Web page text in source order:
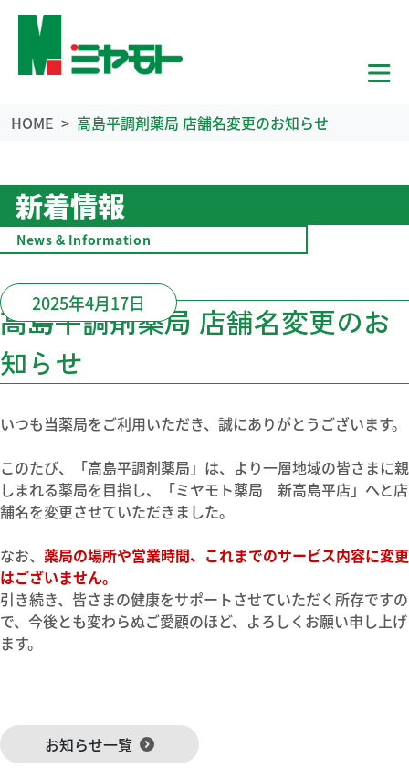
HOME 高島平調剤薬局 店舗名変更のお知らせ
新着情報
News & Information
高島平調剤薬局 店舗名変更のお
知らせ
2025年4月17日
いつも当薬局をご利用いただき、誠にありがとうございます。
このたび、「高島平調剤薬局」は、より一層地域の皆さまに親
しまれる薬局を目指し、「ミヤモト薬局 新高島平店」へと店
舗名を変更させていただきました。
なお、 薬局の場所や営業時間、これまでのサービス内容に変更
はございません。
引き続き、皆さまの健康をサポートさせていただく所存ですの
で、今後とも変わらぬご愛顧のほど、よろしくお願い申し上げ
ます。
お知らせ一覧